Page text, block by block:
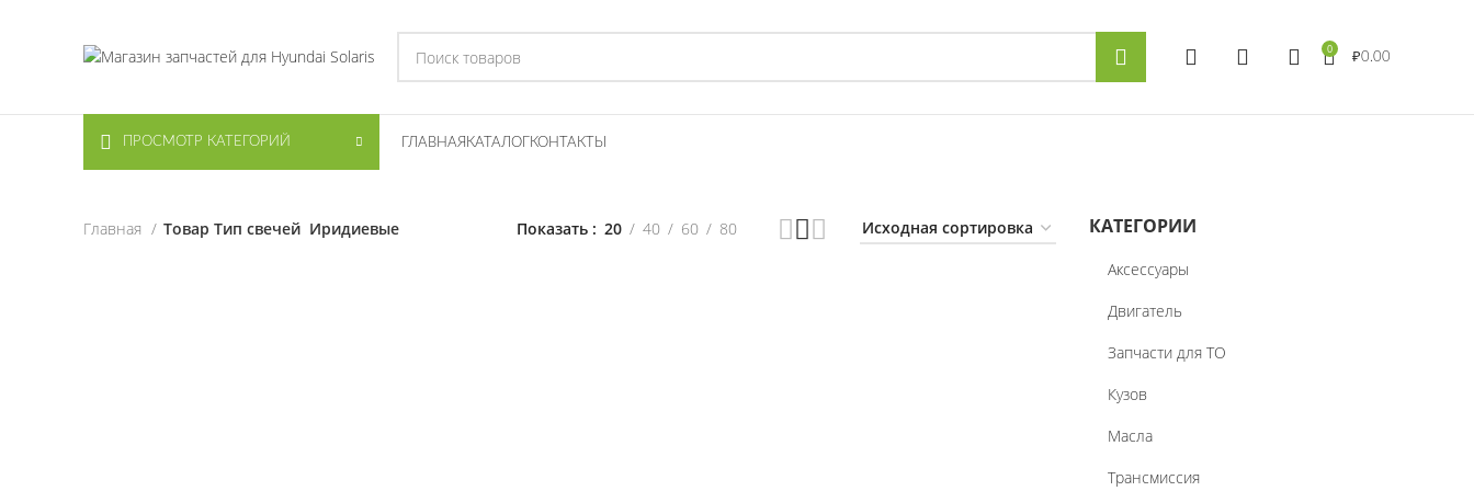
0
₽0.00
ПРОСМОТР КАТЕГОРИЙ ГЛАВНАЯ КАТАЛОГ КОНТАКТЫ
КАТЕГОРИИ
Аксессуары
Двигатель
Запчасти для ТО
Кузов
Масла
Трансмиссия
Главная Товар Тип свечей Иридиевые Показать 20 40 60 80